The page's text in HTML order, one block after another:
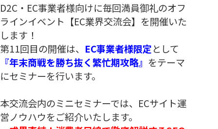
D2C・EC事業者様向けに毎回満員御礼のオフ
ラインイベント【EC業界交流会】を開催いた
します！
第11回目の開催は、 EC事業者様限定として
『年末商戦を勝ち抜く繁忙期攻略』 をテーマ
にセミナーを行います。
本交流会内のミニセミナーでは、ECサイト運
営ノウハウをご紹介いたします。